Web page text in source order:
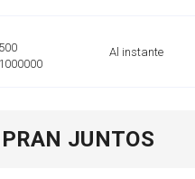
500
1000000
Al instante
JUNTOS